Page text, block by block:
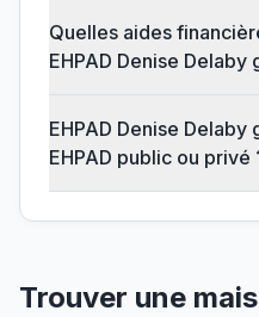
Quelles aides
EHPAD Denise Delaby
EHPAD Denise
EHPAD public ou privé
Trouver une